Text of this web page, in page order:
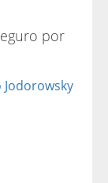
por